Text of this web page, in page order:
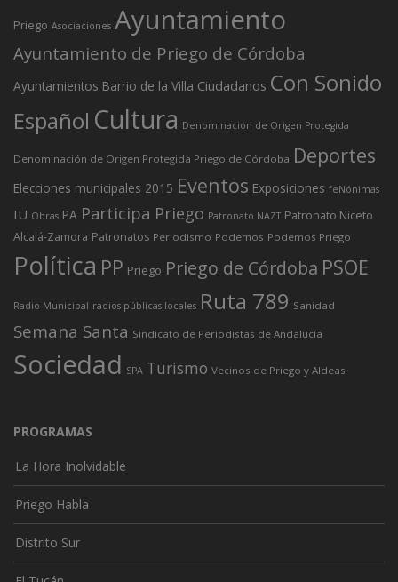
Priego Asociaciones Ayuntamiento
Ayuntamiento de Priego de Córdoba
Ayuntamientos Barrio de la Villa Ciudadanos Con Sonido
Español Cultura Denominación de Origen Protegida
Denominación de Origen Protegida Priego de Córdoba Deportes
Elecciones municipales 2015 Eventos Exposiciones feNónimas
IU Obras PA Participa Priego Patronato NAZT Patronato Niceto
Alcalá-Zamora Patronatos Periodismo Podemos Podemos Priego
Política PP Priego Priego de Córdoba PSOE
Radio Municipal radios públicas locales Ruta 789 Sanidad
Semana Santa Sindicato de Periodistas de Andalucía
Sociedad SPA Turismo Vecinos de Priego y Aldeas
PROGRAMAS
La Hora Inolvidable
Priego Habla
Distrito Sur